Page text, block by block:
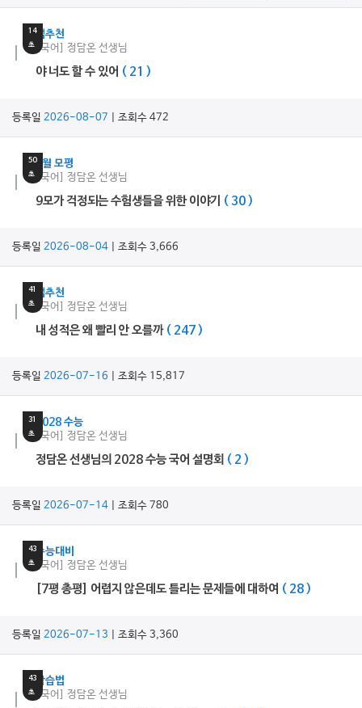
14
초
쌤추천
[국어] 정담온 선생님
야 너도 할 수 있어 ( 21 )
등록일 2026-08-07 | 조회수 472
50
초
9월 모평
[국어] 정담온 선생님
9모가 걱정되는 수험생들을 위한 이야기 ( 30 )
등록일 2026-08-04| 조회수 3,666
41
초
쌤추천
[국어] 정담온 선생님
내 성적은 왜 빨리 안 오를까 ( 247 )
등록일 2026-07-16 | 조회수 15,817
31
초
2028 수능
[국어] 정담온 선생님
정담온 선생님의 2028 수능 국어 설명회 ( 2 )
등록일 2026-07-14| 조회수 780
43
초
수능대비
[국어] 정담온 선생님
[7평 총평] 어렵지 않은데도 틀리는 문제들에 대하여 ( 28 )
등록일 2026-07-13 | 조회수 3,360
43
초
학습법
[국어] 정담온 선생님